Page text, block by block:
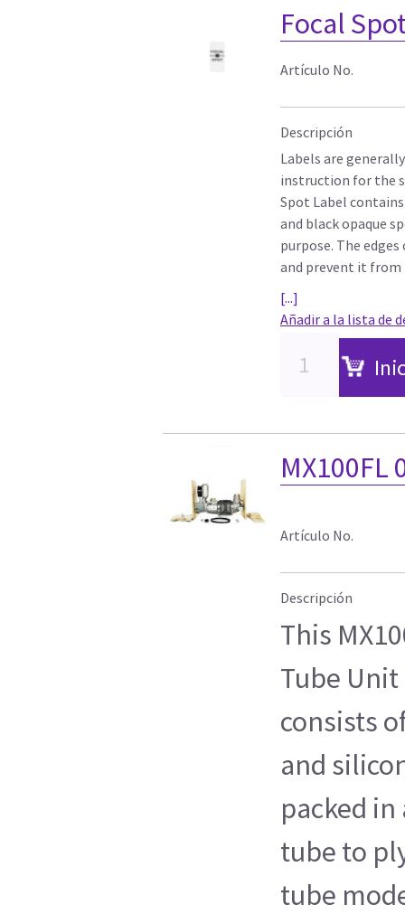
Focal
Artículo No.
Descripción
Labels are
instruction for the
Spot Label
and black opaque
purpose. The
and prevent it from
[...]
Añadir a la lista de
MX100FL
Artículo No.
Descripción
This
Tube
consists
and
packed
tube to
tube